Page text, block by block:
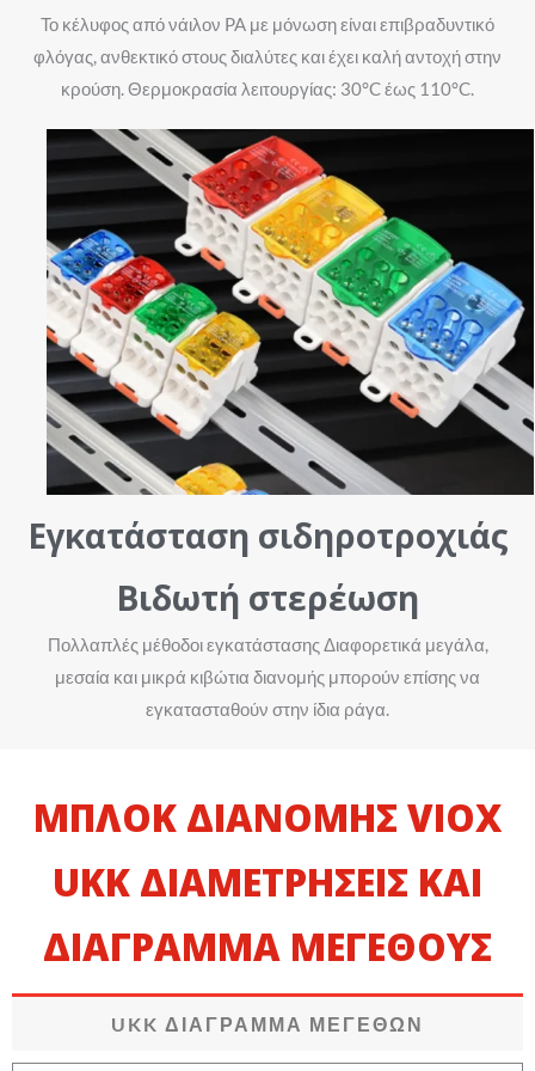
Το κέλυφος από νάιλον PA με μόνωση είναι επιβραδυντικό
φλόγας, ανθεκτικό στους διαλύτες και έχει καλή αντοχή στην
κρούση. Θερμοκρασία λειτουργίας: 30°C έως 110°C.
Εγκατάσταση σιδηροτροχιάς
Βιδωτή στερέωση
Πολλαπλές μέθοδοι εγκατάστασης Διαφορετικά μεγάλα,
μεσαία και μικρά κιβώτια διανομής μπορούν επίσης να
εγκατασταθούν στην ίδια ράγα.
ΜΠΛΟΚ ΔΙΑΝΟΜΉΣ VIOX
UKK ΔΙΑΜΕΤΡΗΣΕΙΣ ΚΑΙ
ΔΙΑΓΡΑΜΜΑ ΜΕΓΕΘΟΥΣ
UKK ΔΙΆΓΡΑΜΜΑ ΜΕΓΕΘΏΝ